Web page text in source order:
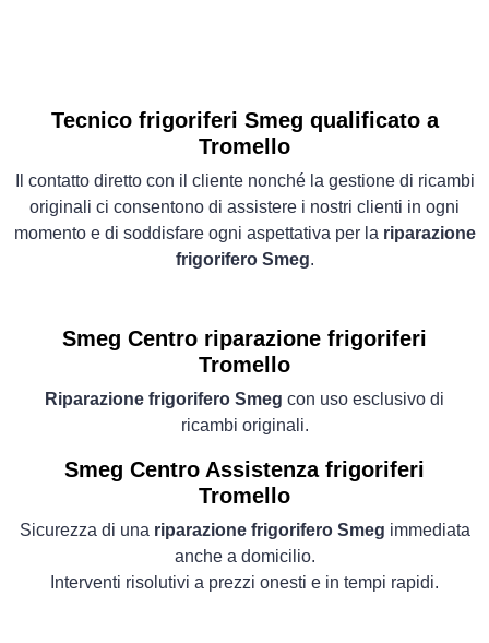
Tecnico frigoriferi Smeg qualificato a
Tromello
Il contatto diretto con il cliente nonché la gestione di ricambi
originali ci consentono di assistere i nostri clienti in ogni
momento e di soddisfare ogni aspettativa per la riparazione
frigorifero Smeg.
Smeg Centro riparazione frigoriferi
Tromello
Riparazione frigorifero Smeg con uso esclusivo di
ricambi originali.
Smeg Centro Assistenza frigoriferi
Tromello
Sicurezza di una riparazione frigorifero Smeg immediata
anche a domicilio.
Interventi risolutivi a prezzi onesti e in tempi rapidi.